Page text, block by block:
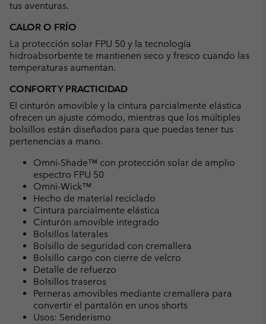
tus aventuras.
CALOR O FRÍO
La protección solar FPU 50 y la tecnología
hidroabsorbente te mantienen seco y fresco cuando las
temperaturas aumentan.
CONFORT Y PRACTICIDAD
El cinturón amovible y la cintura parcialmente elástica
ofrecen un ajuste cómodo, mientras que los múltiples
bolsillos están diseñados para que puedas tener tus
pertenencias a mano.
Omni-Shade™ con protección solar de amplio
espectro FPU 50
Omni-Wick™
Hecho de material reciclado
Cintura parcialmente elástica
Cinturón amovible integrado
Bolsillos laterales
Bolsillo de seguridad con cremallera
Bolsillo cargo con cierre de velcro
Detalle de refuerzo
Bolsillos traseros
Perneras amovibles mediante cremallera para
convertir el pantalón en unos shorts
Usos: Senderismo